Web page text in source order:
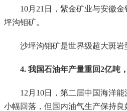
10月21日，紫金矿业与安徽金
坪沟钼矿。
沙坪沟钼矿是世界级超大斑岩型
4. 我国石油年产量重回2亿吨，
12月10日，第二届中国海洋能
小幅回落，但国内油气生产保持